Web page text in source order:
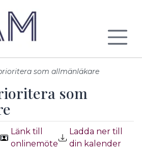
som allmänläkare
som
Länk till
onlinemöte
Ladda ner till
din kalender